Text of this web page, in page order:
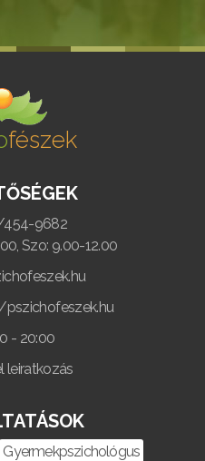
fészek
9682
Szo: 9.00-12.00
- 20:00
leiratkozás
Gyermekpszichológus